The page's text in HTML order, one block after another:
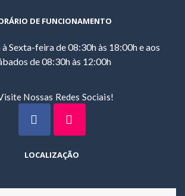
DE FUNCIONAMENTO
Sexta-feira de 08:30h às 18:00h e aos
de 08:30h às 12:00h
Nossas Redes Sociais!
LOCALIZAÇÃO